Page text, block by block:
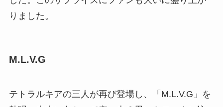
りました。
M.L.V.G
テトラルキアの三人が再び登場し、「M.L.V.G」を